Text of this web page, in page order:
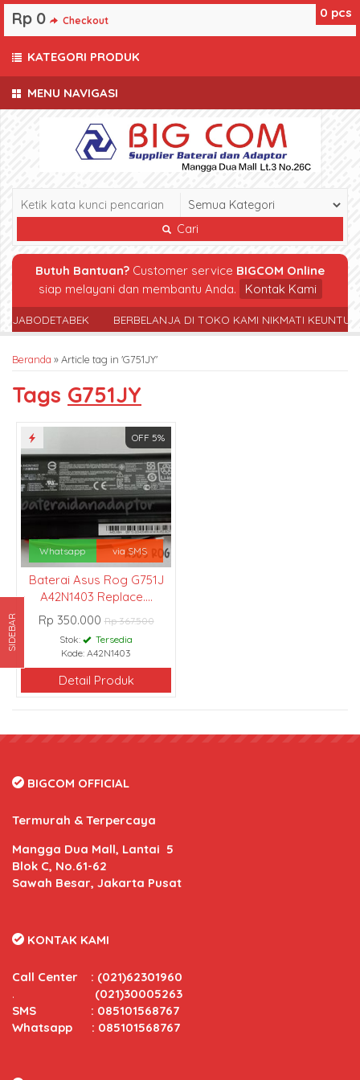
MENU NAVIGASI
Cari
Butuh Bantuan? Customer service BIGCOM Online
siap melayani dan membantu Anda.
Kontak Kami
JABODETABEK BERBELANJA DI TOKO KAMI NIKMATI
Beranda »Article tag in 'G751JY'
Tags G751JY
OFF 5%
Whatsapp via SMS
Baterai Asus Rog G751J
A42N1403 Replace....
Rp 350.000Rp 367.500
Stok:
Tersedia
Kode: A42N1403
Detail Produk
0 pcs
Rp 0 Checkout
KATEGORI PRODUK
SIDEBAR
BIGCOM OFFICIAL
Termurah & Terpercaya
Mangga Dua Mall, Lantai 5
Blok C, No.61-62
Sawah Besar, Jakarta Pusat
KONTAK KAMI
Call Center : (021)62301960
. (021)30005263
SMS : 085101568767
Whatsapp : 085101568767